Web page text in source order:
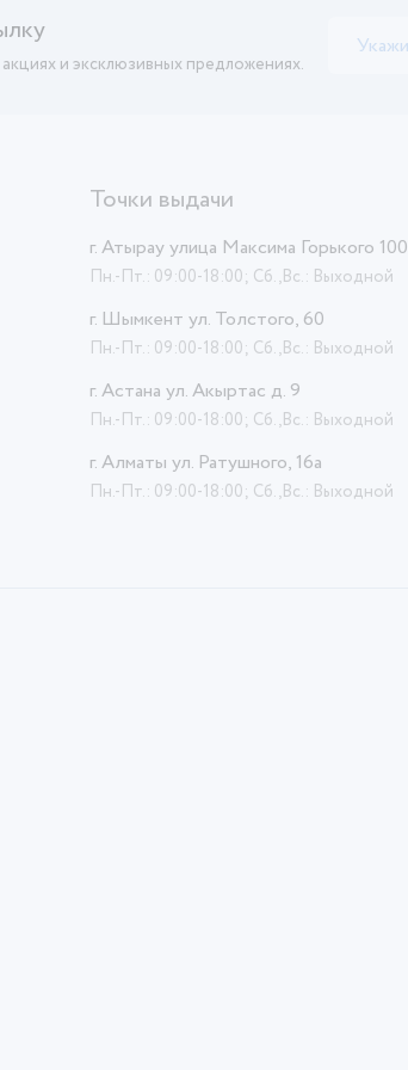
и эксклюзивных предложениях.
Точки выдачи
г. Атырау улица Максима Горького 100
Пн.-Пт.: 09:00-18:00; Сб.,Вс.: Выходной
г. Шымкент ул. Толстого, 60
Пн.-Пт.: 09:00-18:00; Сб.,Вс.: Выходной
г. Астана ул. Акыртас д. 9
Пн.-Пт.: 09:00-18:00; Сб.,Вс.: Выходной
г. Алматы ул. Ратушного, 16а
Пн.-Пт.: 09:00-18:00; Сб.,Вс.: Выходной